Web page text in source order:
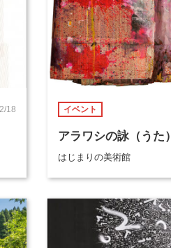
18 イベント
アラワシの詠（うた）
はじまりの美術館